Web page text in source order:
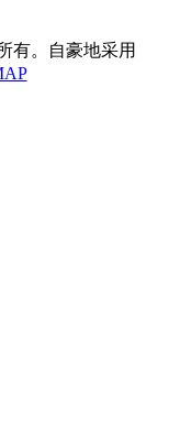
有。自豪地采用